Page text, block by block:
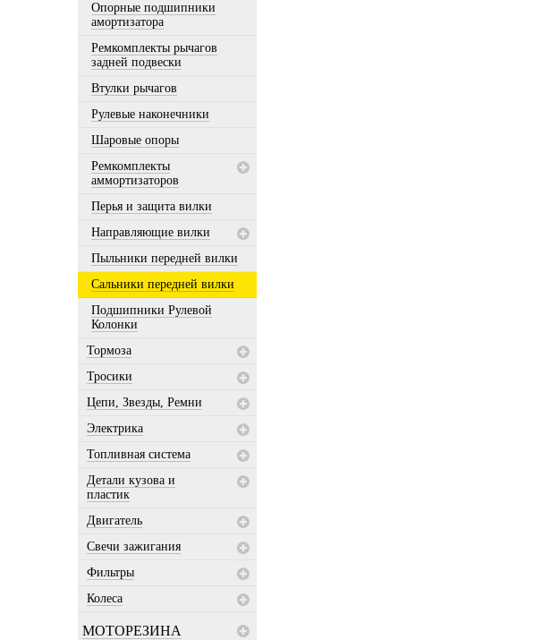
Опорные подшипники
амортизатора
Ремкомплекты рычагов
задней подвески
Втулки рычагов
Рулевые наконечники
Шаровые опоры
Ремкомплекты
аммортизаторов
Перья и защита вилки
Направляющие вилки
Пыльники передней вилки
Сальники передней вилки
Подшипники Рулевой
Колонки
Тормоза
Тросики
Цепи, Звезды, Ремни
Электрика
Топливная система
Детали кузова и
пластик
Двигатель
Свечи зажигания
Фильтры
Колеса
МОТОРЕЗИНА